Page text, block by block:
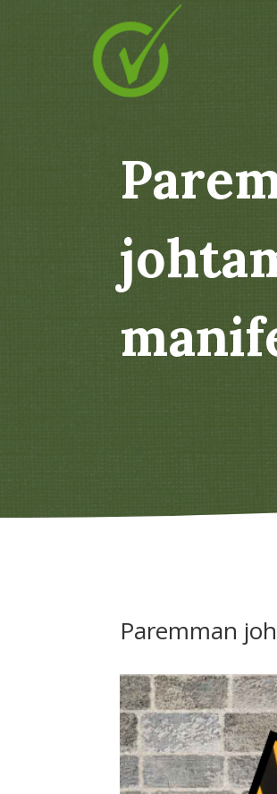
Paremman